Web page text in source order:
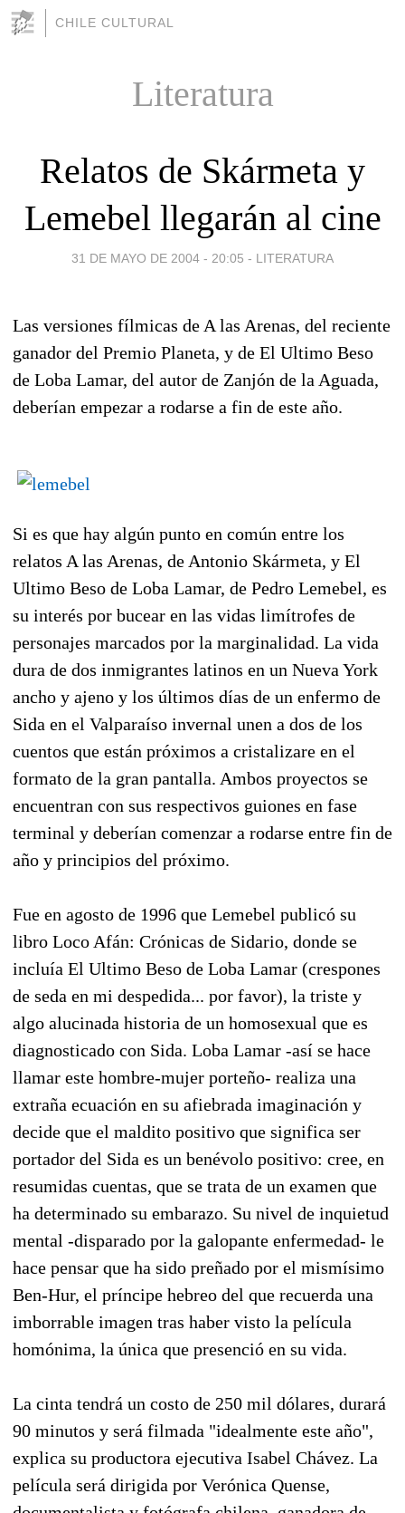
CHILE CULTURAL
Literatura
Relatos de Skármeta y
Lemebel llegarán al cine
31 DE MAYO DE 2004 - 20:05 - LITERATURA
Las versiones fílmicas de A las Arenas, del reciente
ganador del Premio Planeta, y de El Ultimo Beso
de Loba Lamar, del autor de Zanjón de la Aguada,
deberían empezar a rodarse a fin de este año.
Si es que hay algún punto en común entre los
relatos A las Arenas, de Antonio Skármeta, y El
Ultimo Beso de Loba Lamar, de Pedro Lemebel, es
su interés por bucear en las vidas limítrofes de
personajes marcados por la marginalidad. La vida
dura de dos inmigrantes latinos en un Nueva York
ancho y ajeno y los últimos días de un enfermo de
Sida en el Valparaíso invernal unen a dos de los
cuentos que están próximos a cristalizare en el
formato de la gran pantalla. Ambos proyectos se
encuentran con sus respectivos guiones en fase
terminal y deberían comenzar a rodarse entre fin de
año y principios del próximo.
Fue en agosto de 1996 que Lemebel publicó su
libro Loco Afán: Crónicas de Sidario, donde se
incluía El Ultimo Beso de Loba Lamar (crespones
de seda en mi despedida... por favor), la triste y
algo alucinada historia de un homosexual que es
diagnosticado con Sida. Loba Lamar -así se hace
llamar este hombre-mujer porteño- realiza una
extraña ecuación en su afiebrada imaginación y
decide que el maldito positivo que significa ser
portador del Sida es un benévolo positivo: cree, en
resumidas cuentas, que se trata de un examen que
ha determinado su embarazo. Su nivel de inquietud
mental -disparado por la galopante enfermedad- le
hace pensar que ha sido preñado por el mismísimo
Ben-Hur, el príncipe hebreo del que recuerda una
imborrable imagen tras haber visto la película
homónima, la única que presenció en su vida.
La cinta tendrá un costo de 250 mil dólares, durará
90 minutos y será filmada "idealmente este año",
explica su productora ejecutiva Isabel Chávez. La
película será dirigida por Verónica Quense,